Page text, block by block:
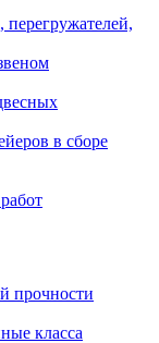
перегружателей,
в сборе
прочности
класса